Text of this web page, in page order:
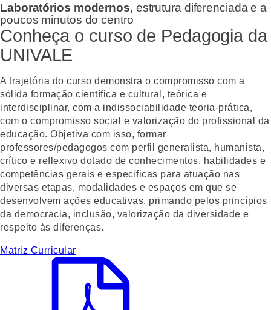
Laboratórios modernos, estrutura diferenciada e a
poucos minutos do centro
Conheça o curso de Pedagogia da
UNIVALE
A trajetória do curso demonstra o compromisso com a
sólida formação científica e cultural, teórica e
interdisciplinar, com a indissociabilidade teoria-prática,
com o compromisso social e valorização do profissional da
educação. Objetiva com isso, formar
professores/pedagogos com perfil generalista, humanista,
crítico e reflexivo dotado de conhecimentos, habilidades e
competências gerais e específicas para atuação nas
diversas etapas, modalidades e espaços em que se
desenvolvem ações educativas, primando pelos princípios
da democracia, inclusão, valorização da diversidade e
respeito às diferenças.
Matriz Curricular